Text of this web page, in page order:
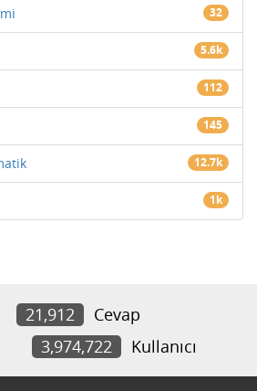
32
5.6k
112
145
12.7k
1k
21,912
Cevap
3,974,722 Kullanıcı